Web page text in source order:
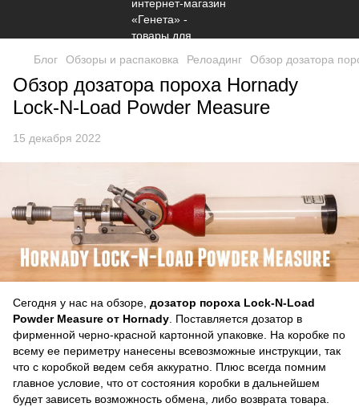
Блог Обзоры и распаковка Релоадинг Обзор дозатора
Обзор дозатора пороха Hornady
Lock-N-Load Powder Measure
15 декабря 2022
Сегодня у нас на обзоре, дозатор пороха Lock-N-Load
Powder Measure от Hornady. Поставляется дозатор в
фирменной черно-красной картонной упаковке. На коробке по
всему ее периметру нанесены всевозможные инструкции, так
что с коробкой ведем себя аккуратно. Плюс всегда помним
главное условие, что от состояния коробки в дальнейшем
будет зависеть возможность обмена, либо возврата товара.